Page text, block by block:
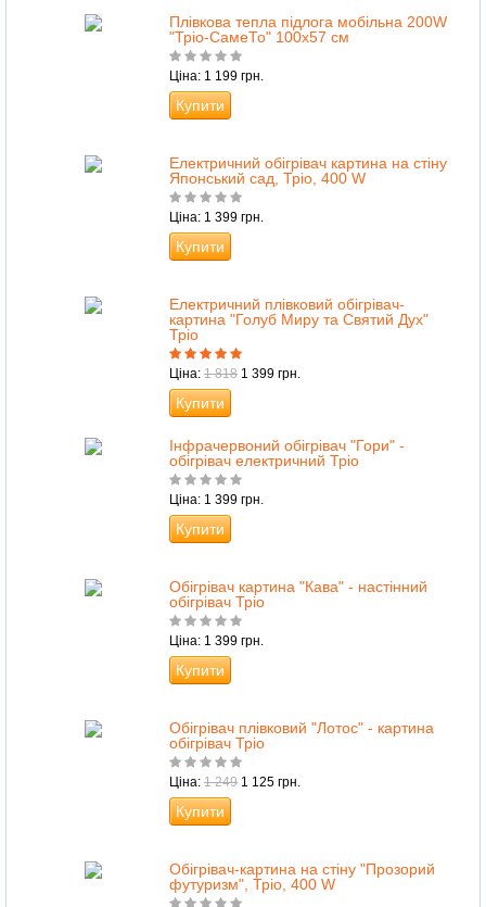
Плівкова тепла підлога мобільна 200W
"Тріо-СамеТо" 100х57 см
Ціна: 1 199 грн.
Купити
Електричний обігрівач картина на стіну
Японський сад, Тріо, 400 W
Ціна: 1 399 грн.
Купити
Електричний плівковий обігрівач-
картина "Голуб Миру та Святий Дух"
Тріо
Ціна: 1 818 1 399 грн.
Купити
Інфрачервоний обігрівач "Гори" -
обігрівач електричний Тріо
Ціна: 1 399 грн.
Купити
Обігрівач картина "Кава" - настінний
обігрівач Тріо
Ціна: 1 399 грн.
Купити
Обігрівач плівковий "Лотос" - картина
обігрівач Тріо
Ціна: 1 249 1 125 грн.
Купити
Обігрівач-картина на стіну "Прозорий
футуризм", Тріо, 400 W